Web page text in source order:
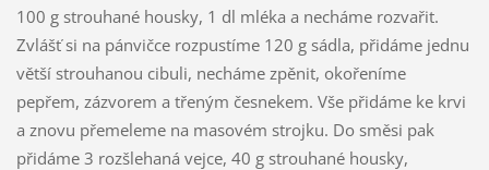
100 g strouhané housky, 1 dl mléka a necháme rozvařit.
Zvlášť si na pánvičce rozpustíme 120 g sádla, přidáme jednu
větší strouhanou cibuli, necháme zpěnit, okořeníme
pepřem, zázvorem a třeným česnekem. Vše přidáme ke krvi
a znovu přemeleme na masovém strojku. Do směsi pak
přidáme 3 rozšlehaná vejce, 40 g strouhané housky,